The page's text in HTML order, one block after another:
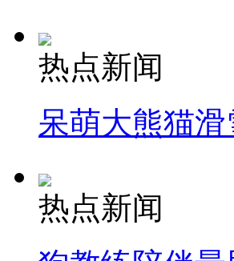
纽约上演“枕头大战”
司机酒驾遇交警 急速倒车逃窜
热点新闻
呆萌大熊猫
热点新闻